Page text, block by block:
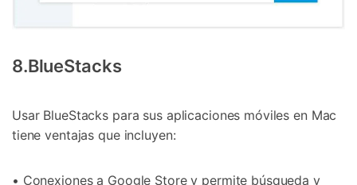
8.BlueStacks
Usar BlueStacks para sus aplicaciones móviles en Mac
tiene ventajas que incluyen:
• Conexiones a Google Store y permite búsqueda y